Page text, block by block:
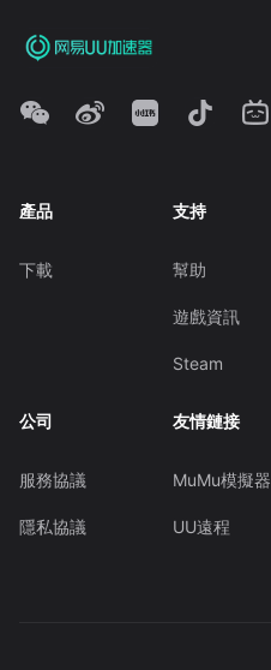
產品
下載
支持
幫助
遊戲資訊
Steam
公司
服務協議
隱私協議
友情鏈接
MuMu模擬器
UU遠程